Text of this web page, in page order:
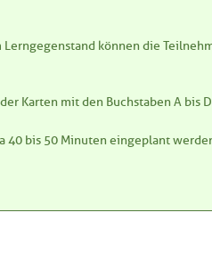
können die
Karten mit den Buchstaben A bis D
40 bis 50 Minuten eingeplant